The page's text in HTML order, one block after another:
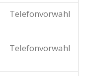
Telefonvorwahl
Telefonvorwahl